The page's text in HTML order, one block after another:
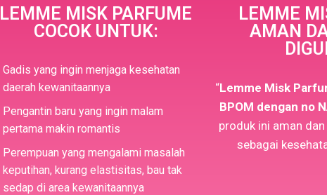
LEMME MISK PARFUME
COCOK UNTUK:
Gadis yang ingin menjaga kesehatan
daerah kewanitaannya
Pengantin baru yang ingin malam
pertama makin romantis
Perempuan yang mengalami masalah
keputihan, kurang elastisitas, bau tak
sedap di area kewanitaannya
LEMME
AMAN
“Lemme Misk
BPOM dengan no
produk ini aman
sebagai